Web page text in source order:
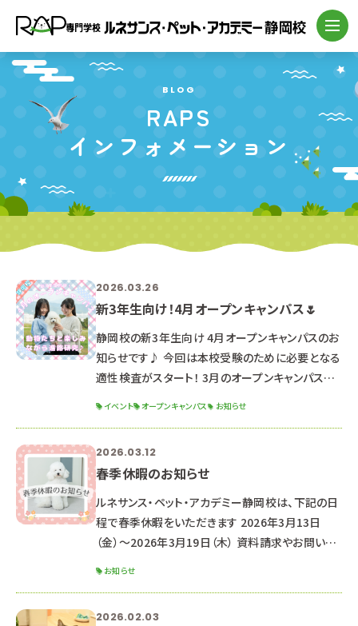
BLOG
RAPS
インフォメーション
2026.03.26
新3年生向け！4月オープンキャンパス🌷
静岡校の新3年生向け 4月オープンキャンパスのお
知らせです♪ 今回は本校受験のために必要となる
適性検査がスタート！ 3月のオープンキャンパスに
年4月18日（土） ☆時間☆ １３：００～１６：３０ （１
２：３０受付開始） ☆場所☆ 専門学校ルネサンス・
ペット・アカデミー【静岡校】 静岡県静岡市駿河区
東静岡2丁目5-15 ※駐車場はありませんので、公
共交
イベント オープンキャンパス お知らせ
2026.03.12
春季休暇のお知らせ
ルネサンス・ペット・アカデミー静岡校は、下記の日
程で春季休暇をいただきます 2026年3月13日
（金）～2026年3月19日（木） 資料請求やお問い合
オープンキャンパス予約は可能です♪
お知らせ
2026.02.03